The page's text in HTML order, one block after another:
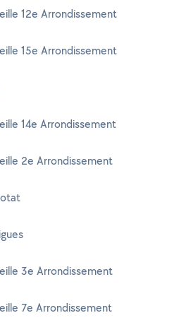
12e Arrondissement
15e Arrondissement
14e Arrondissement
2e Arrondissement
3e Arrondissement
7e Arrondissement